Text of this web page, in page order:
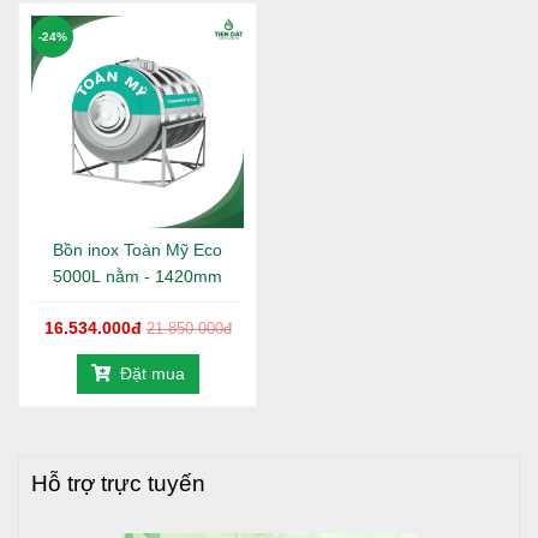
2. Thông số kỹ thuật của bồn nước inox
Bồn inox Toàn Mỹ Eco
5000L nằm - 1420mm
16.534.000đ 21.850.000đ
-24%
Đặt mua
Hỗ trợ trực tuyến